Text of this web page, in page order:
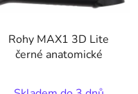
Rohy MAX1 3D Lite
černé anatomické